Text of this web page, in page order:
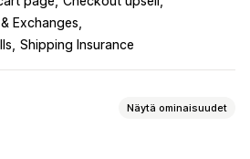
Exchanges
Shipping Insurance
Näytä ominaisuudet